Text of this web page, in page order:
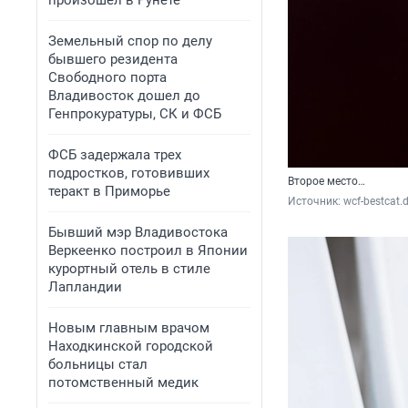
Земельный спор по делу
бывшего резидента
Свободного порта
Владивосток дошел до
Генпрокуратуры, СК и ФСБ
ФСБ задержала трех
подростков, готовивших
теракт в Приморье
Бывший мэр Владивостока
Веркеенко построил в Японии
курортный отель в стиле
Лапландии
Новым главным врачом
Находкинской городской
больницы стал
потомственный медик
Второе место…
Источник: wcf-